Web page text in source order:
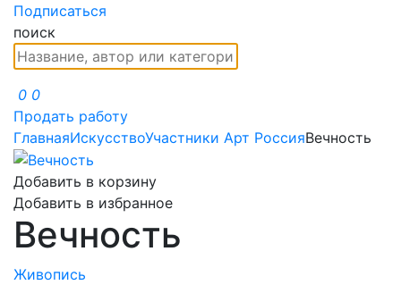
Подписаться
поиск
0 0
Продать работу
ГлавнаяИскусствоУчастники Арт РоссияВечность
Добавить в корзину
Добавить в избранное
Вечность
Живопись